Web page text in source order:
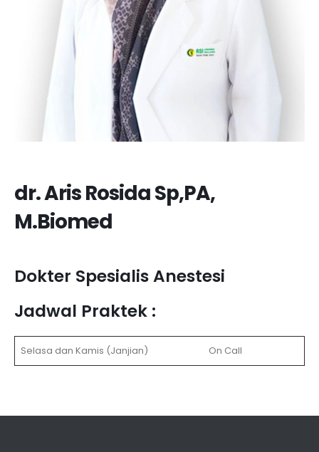
dr. Aris Rosida Sp,PA,
M.Biomed
Dokter Spesialis Anestesi
Jadwal Praktek :
Selasa dan Kamis (Janjian) On Call